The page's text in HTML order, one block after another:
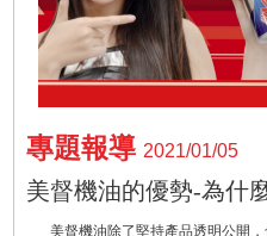
專題報導 2021/01/05
美督機油的優勢-為什
美督機油除了堅持產品透明公開